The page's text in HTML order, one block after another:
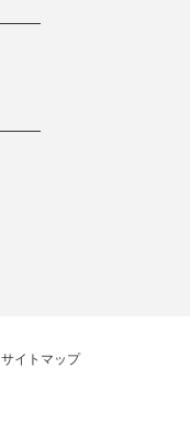
サイトマップ